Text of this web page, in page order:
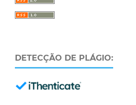
DETECÇÃO DE PLÁGIO: